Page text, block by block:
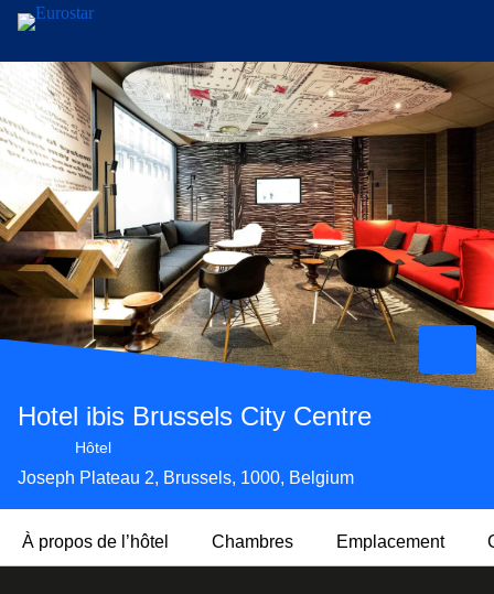
Aller au contenu principal
Hotel ibis Brussels City Centre
Hôtel 3 étoiles
Hôtel
Joseph Plateau 2, Brussels, 1000, Belgium
À propos de l’hôtel Chambres Emplacement